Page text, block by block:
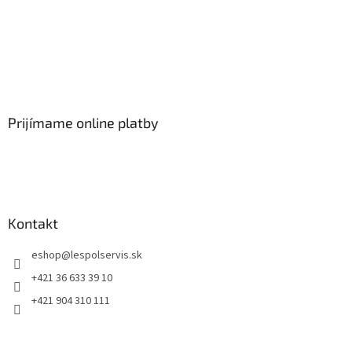
Prijímame online platby
Kontakt
eshop@lespolservis.sk
+421 36 633 39 10
+421 904 310 111